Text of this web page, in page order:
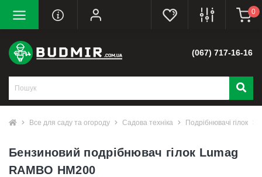
0
(067) 717-16-16
Все для саду та огороду Садова техніка Подрібнювачі гілок
Бензиновий подрібнювач гілок Lumag
RAMBO HM200